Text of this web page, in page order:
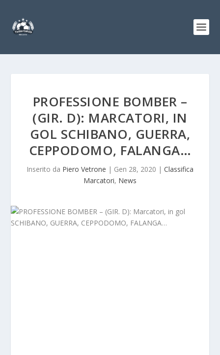
PROFESSIONE BOMBER –
(GIR. D): MARCATORI, IN
GOL SCHIBANO, GUERRA,
CEPPODOMO, FALANGA…
Inserito da Piero Vetrone | Gen 28, 2020 | Classifica
Marcatori, News